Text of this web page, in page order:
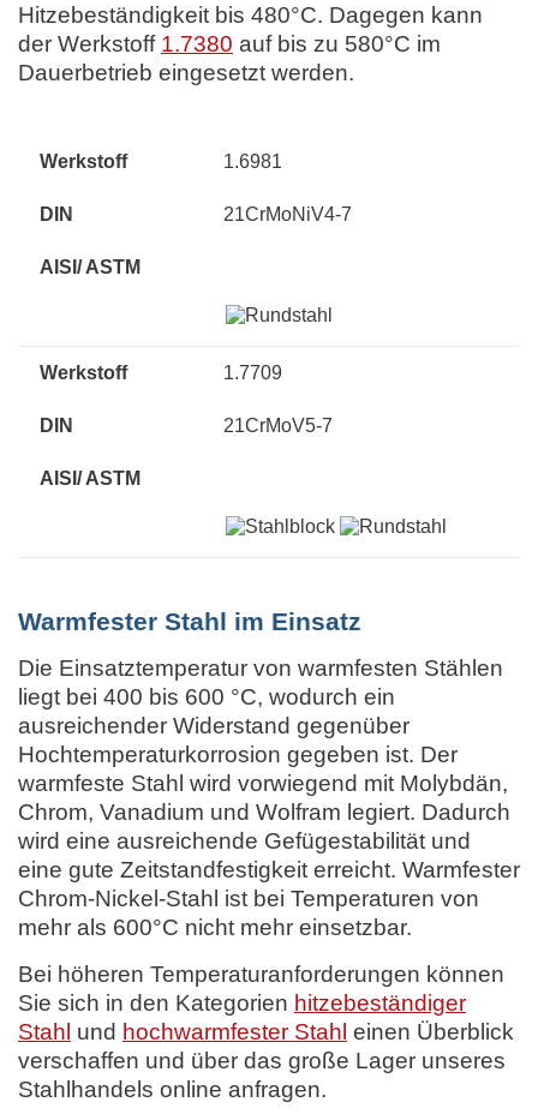
Hitzebeständigkeit bis 480°C. Dagegen kann
der Werkstoff 1.7380 auf bis zu 580°C im
Dauerbetrieb eingesetzt werden.
1.6981
21CrMoNiV4-7
1.7709
21CrMoV5-7
Warmfester Stahl im Einsatz
Die Einsatztemperatur von warmfesten Stählen
liegt bei 400 bis 600 °C, wodurch ein
ausreichender Widerstand gegenüber
Hochtemperaturkorrosion gegeben ist. Der
warmfeste Stahl wird vorwiegend mit Molybdän,
Chrom, Vanadium und Wolfram legiert. Dadurch
wird eine ausreichende Gefügestabilität und
eine gute Zeitstandfestigkeit erreicht. Warmfester
Chrom-Nickel-Stahl ist bei Temperaturen von
mehr als 600°C nicht mehr einsetzbar.
Bei höheren Temperaturanforderungen können
Sie sich in den Kategorien hitzebeständiger
Stahl und hochwarmfester Stahl einen Überblick
verschaffen und über das große Lager unseres
Stahlhandels online anfragen.